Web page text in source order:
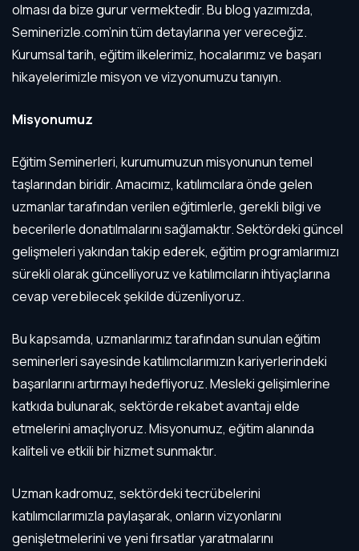
olması da bize gurur vermektedir. Bu blog yazımızda,
Seminerizle.com’nin tüm detaylarına yer vereceğiz.
Kurumsal tarih, eğitim ilkelerimiz, hocalarımız ve başarı
hikayelerimizle misyon ve vizyonumuzu tanıyın.
Misyonumuz
Eğitim Seminerleri, kurumumuzun misyonunun temel
taşlarından biridir. Amacımız, katılımcılara önde gelen
uzmanlar tarafından verilen eğitimlerle, gerekli bilgi ve
becerilerle donatılmalarını sağlamaktır. Sektördeki güncel
gelişmeleri yakından takip ederek, eğitim programlarımızı
sürekli olarak güncelliyoruz ve katılımcıların ihtiyaçlarına
cevap verebilecek şekilde düzenliyoruz.
Bu kapsamda, uzmanlarımız tarafından sunulan eğitim
seminerleri sayesinde katılımcılarımızın kariyerlerindeki
başarılarını artırmayı hedefliyoruz. Mesleki gelişimlerine
katkıda bulunarak, sektörde rekabet avantajı elde
etmelerini amaçlıyoruz. Misyonumuz, eğitim alanında
kaliteli ve etkili bir hizmet sunmaktır.
Uzman kadromuz, sektördeki tecrübelerini
katılımcılarımızla paylaşarak, onların vizyonlarını
genişletmelerini ve yeni fırsatlar yaratmalarını